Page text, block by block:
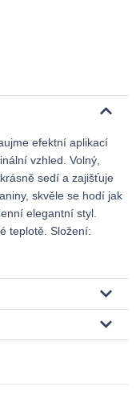
efektní aplikací
vzhled. Volný,
sedí a zajišťuje
skvěle se hodí jak
elegantní styl.
teplotě. Složení: